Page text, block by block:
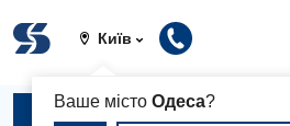
Київ
Ваше містоОдеса?
Записатися на